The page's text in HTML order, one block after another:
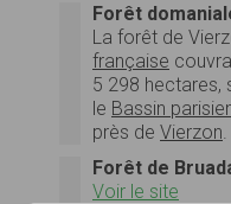
Forêt
La forêt de
française
5 298 hectares,
le Bassin
près de Vierzon.
Forêt de
Voir le site